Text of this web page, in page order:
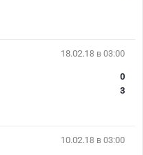
18.02.18 в 03:00
0
3
10.02.18 в 03:00